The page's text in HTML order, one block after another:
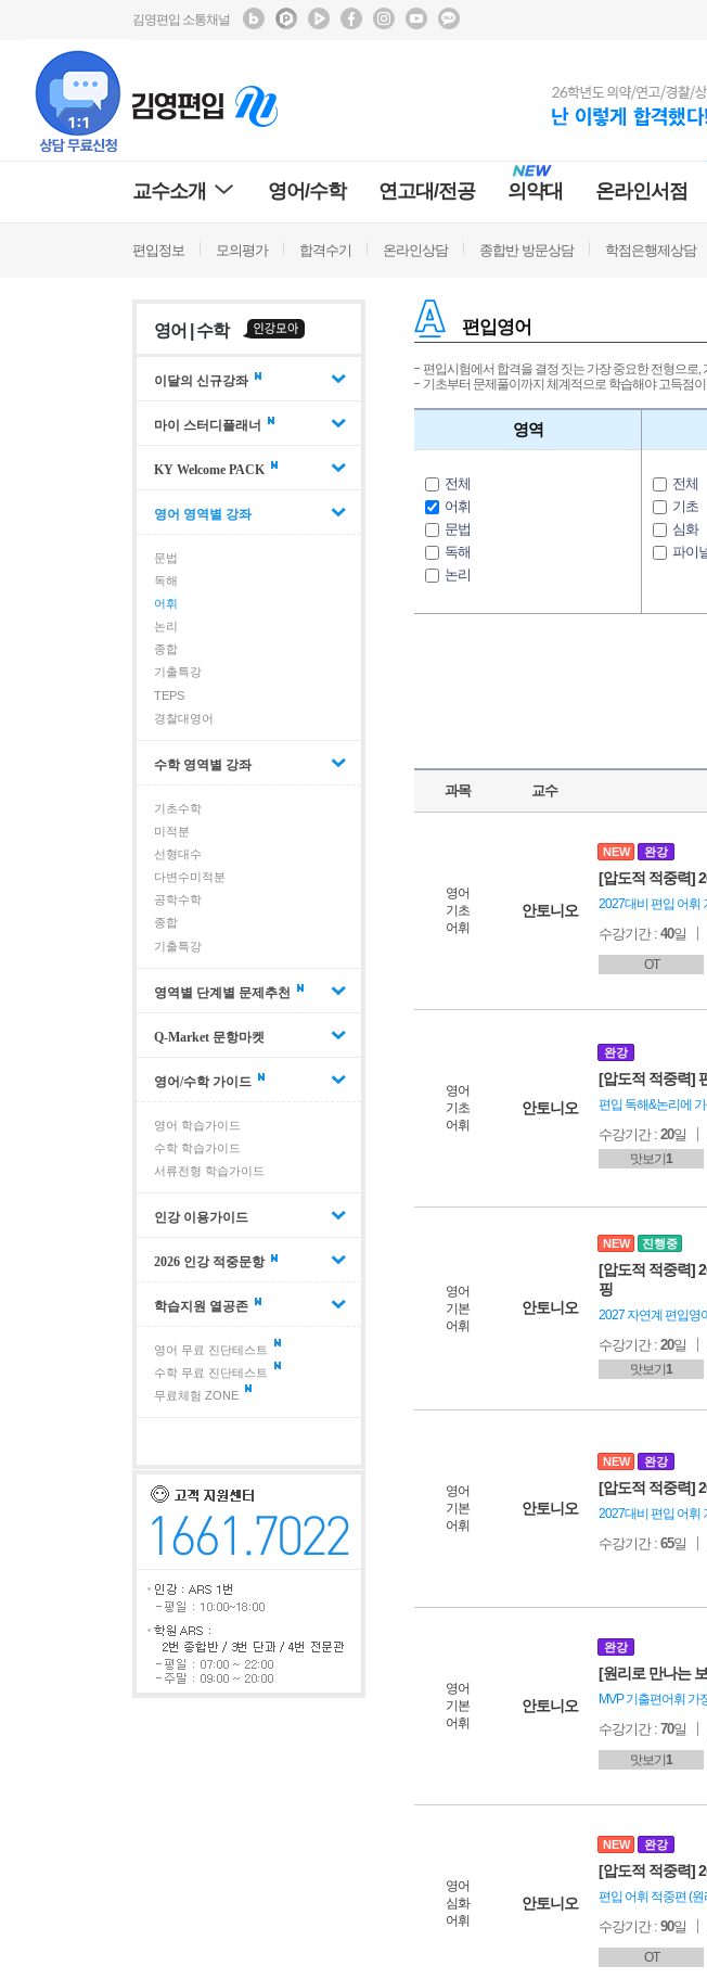
김영편입 소통채널
교수소개 영어/수학 연고대/전공 의약대 온라인서점
편입정보 모의평가 합격수기 온라인상담 종합반 방문상담 학점은행제상담
영어 | 수학
이달의 신규강좌
마이 스터디플래너
KY Welcome PACK
영어 영역별 강좌
문법
독해
어휘
논리
종합
기출특강
TEPS
경찰대영어
수학 영역별 강좌
기초수학
미적분
선형대수
다변수미적분
공학수학
종합
기출특강
영역별 단계별 문제추천
Q-Market 문항마켓
영어/수학 가이드
영어 학습가이드
수학 학습가이드
서류전형 학습가이드
인강 이용가이드
2026 인강 적중문항
학습지원 열공존
영어 무료 진단테스트
수학 무료 진단테스트
무료체험 ZONE
편입영어
편입시험에서 합격을 결정 짓는 가장 중요한 전형으로,
기초부터 문제풀이까지 체계적으로 학습해야 고득점
영역
전체
어휘
문법
독해
논리
전체
기초
심화
파이
과목 교수
영어
기초
어휘
안토니오
NEW 완강
[압도적 적중력]
2027대비 편입 어휘
수강기간 : 40일
OT
영어
기초
어휘
안토니오
완강
[압도적 적중력]
편입 독해&논리에
수강기간 : 20일
맛보기 1
영어
기본
어휘
안토니오
NEW 진행중
[압도적 적중력]
핑
2027 자연계 편입영
수강기간 : 20일
맛보기 1
영어
기본
어휘
안토니오
NEW 완강
[압도적 적중력]
2027대비 편입 어휘
수강기간 : 65일
영어
기본
어휘
안토니오
완강
[원리로 만나는
MVP 기출편어휘 가
수강기간 : 70일
맛보기 1
영어
심화
어휘
안토니오
NEW 완강
[압도적 적중력]
편입 어휘 적중편 (
수강기간 : 90일
OT